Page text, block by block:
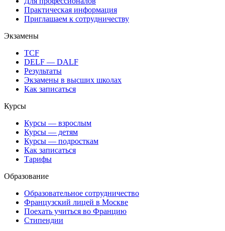
Практическая информация
Приглашаем к сотрудничеству
Экзамены
TCF
DELF — DALF
Результаты
Экзамены в высших школах
Как записаться
Курсы
Курсы — взрослым
Курсы — детям
Курсы — подросткам
Как записаться
Тарифы
Образование
Образовательное сотрудничество
Французский лицей в Москве
Поехать учиться во Францию
Стипендии